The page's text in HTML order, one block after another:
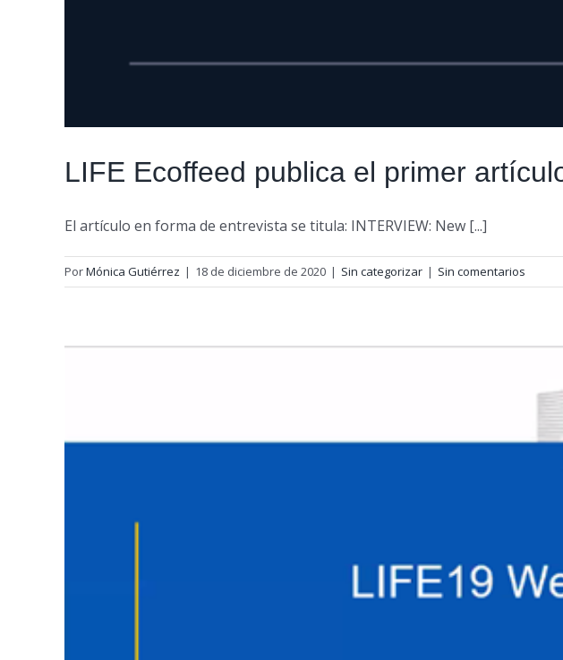
LIFE Ecoffeed publica el primer
El artículo en forma de entrevista se titula: INTERVIEW: New [...]
PorMónica Gutiérrez | 18 de diciembre de 2020 | Sin categorizar | Sin comentarios